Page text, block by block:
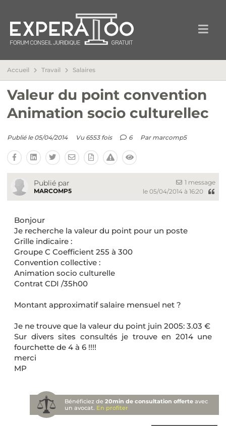
Accueil Travail Salaires
Valeur du point convention
Animation socio culturellec
Publié le 05/04/2014 Vu 6553 fois 6 Par marcomp5
Publié par
MARCOMP5
1 message
le 05/04/2014 à 16:20
Bonjour
Je recherche la valeur du point pour un poste
Grille indicaire :
Groupe C Coefficient 255 à 300
Convention collective :
Animation socio culturelle
Contrat CDI /35h00
Montant approximatif salaire mensuel net ?
Je ne trouve que la valeur du point juin 2005: 3.03 €
Sur divers sites consultés je trouve en 2014 une
fourchette de 4 à 6 !!!!
merci
MP
Bénéficiez de20min de consultation offerte avec
un avocat. En profiter